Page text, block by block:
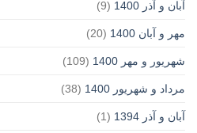
آبان و آذر 1400 (9)
مهر و آبان 1400 (20)
شهریور و مهر 1400 (109)
مرداد و شهریور 1400 (38)
آبان و آذر 1394 (1)